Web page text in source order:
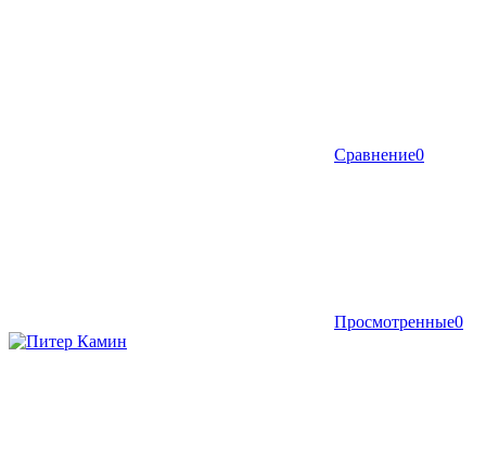
Сравнение0
Просмотренные0